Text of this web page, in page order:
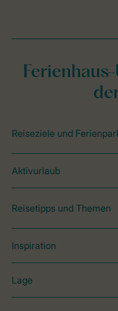
Reiseziele und
Aktivurlaub
Reisetipps und Themen
Inspiration
Lage